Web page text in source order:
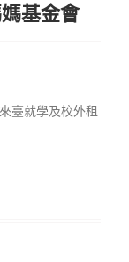
基金會
臺就學及校外租